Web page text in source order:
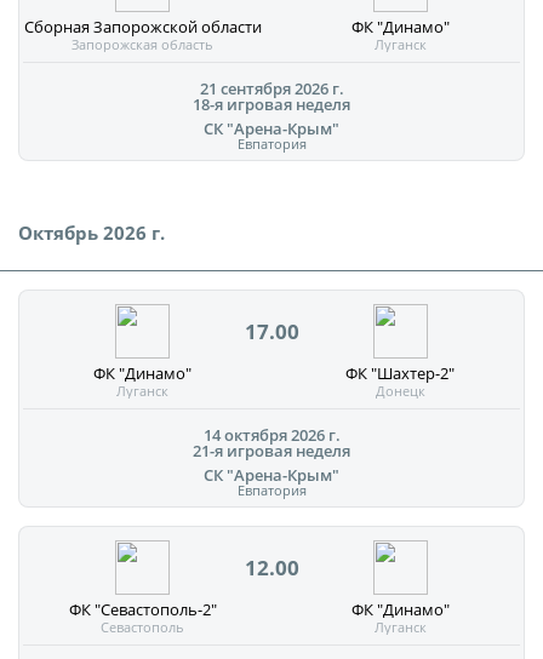
Сборная Запорожской области
Запорожская область
ФК "Динамо"
Луганск
21 сентября 2026 г.
18-я игровая неделя
СК "Арена-Крым"
Евпатория
Октябрь 2026 г.
ФК "Динамо"
Луганск
ФК "Шахтер-2"
Донецк
17.00
14 октября 2026 г.
21-я игровая неделя
СК "Арена-Крым"
Евпатория
ФК "Севастополь-2"
Севастополь
ФК "Динамо"
Луганск
12.00